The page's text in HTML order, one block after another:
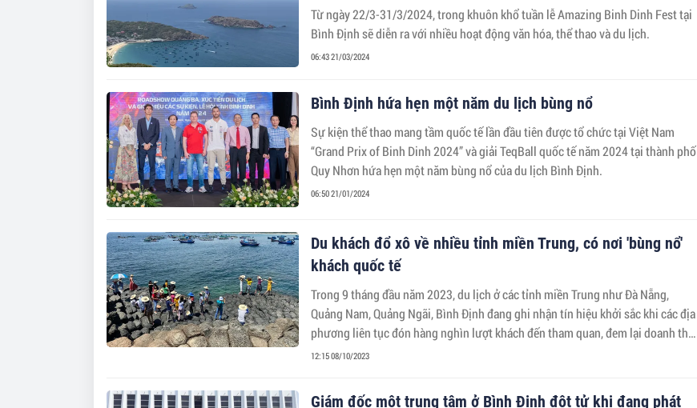
Từ ngày 22/3-31/3/2024, trong khuôn khổ tuần lễ Amazing Binh Dinh Fest tại
Bình Định sẽ diễn ra với nhiều hoạt động văn hóa, thể thao và du lịch.
06:43 21/03/2024
Bình Định hứa hẹn một năm du lịch bùng nổ
Sự kiện thể thao mang tầm quốc tế lần đầu tiên được tổ chức tại Việt Nam
“Grand Prix of Binh Dinh 2024” và giải TeqBall quốc tế năm 2024 tại thành phố
Quy Nhơn hứa hẹn một năm bùng nổ của du lịch Bình Định.
06:50 21/01/2024
Du khách đổ xô về nhiều tỉnh miền Trung, có nơi 'bùng nổ'
khách quốc tế
Trong 9 tháng đầu năm 2023, du lịch ở các tỉnh miền Trung như Đà Nẵng,
Quảng Nam, Quảng Ngãi, Bình Định đang ghi nhận tín hiệu khởi sắc khi các địa
phương liên tục đón hàng nghìn lượt khách đến tham quan, đem lại doanh thu
đáng kể.
12:15 08/10/2023
Giám đốc một trung tâm ở Bình Định đột tử khi đang phát